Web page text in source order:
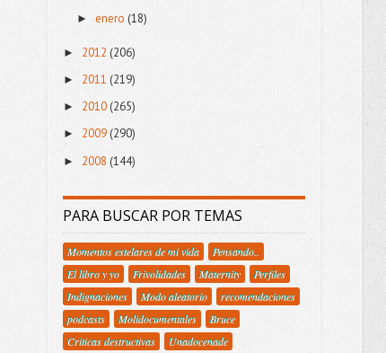
►enero(18)
► 2012 (206)
► 2011 (219)
► 2010 (265)
► 2009 (290)
► 2008 (144)
PARA BUSCAR POR TEMAS
Momentos estelares de mi vida
Pensando..
El libro y yo
Frivolidades Maternity
Perfiles
Indignaciones
Modo aleatorio
recomendaciones
podcasts
Molidocumentales
Bruce
Criticas destructivas
Unadocenade